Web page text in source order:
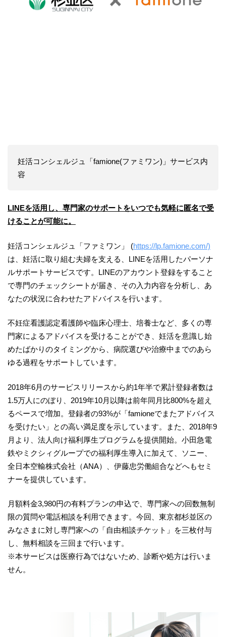
妊活コンシェルジュ「famione(ファミワン)」サービス内
容
LINEを活用し、専門家のサポートをいつでも気軽に匿名で受
けることが可能に。
妊活コンシェルジュ「ファミワン」 (https://lp.famione.com/)
は、妊活に取り組む夫婦を支える、LINEを活用したパーソナ
ルサポートサービスです。LINEのアカウント登録をすること
で専門のチェックシートが届き、その入力内容を分析し、あ
なたの状況に合わせたアドバイスを行います。
不妊症看護認定看護師や臨床心理士、培養士など、多くの専
門家によるアドバイスを受けることができ、妊活を意識し始
めたばかりのタイミングから、病院選びや治療中までのあら
ゆる過程をサポートしています。
2018年6月のサービスリリースから約1年半で累計登録者数は
1.5万人にのぼり、2019年10月以降は前年同月比800%を超え
るペースで増加。登録者の93%が「famioneでまたアドバイス
を受けたい」との高い満足度を示しています。また、2018年9
月より、法人向け福利厚生プログラムを提供開始。小田急電
鉄やミクシィグループでの福利厚生導入に加えて、ソニー、
全日本空輸株式会社（ANA）、伊藤忠労働組合などへもセミ
ナーを提供しています。
月額料金3,980円の有料プランの申込で、専門家への回数無制
限の質問や電話相談を利用できます。今回、東京都杉並区の
みなさまに対し専門家への「自由相談チケット」を三枚付与
し、無料相談を三回まで行います。
※本サービスは医療行為ではないため、診断や処方は行いま
せん。